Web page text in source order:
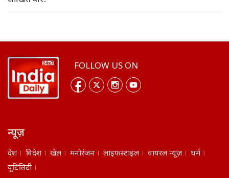
FOLLOW US ON
न्यूज़
देश विदेश खेल मनोरंजन लाइफस्टाइल वायरल न्यूज़
धर्म
यूटिलिटी